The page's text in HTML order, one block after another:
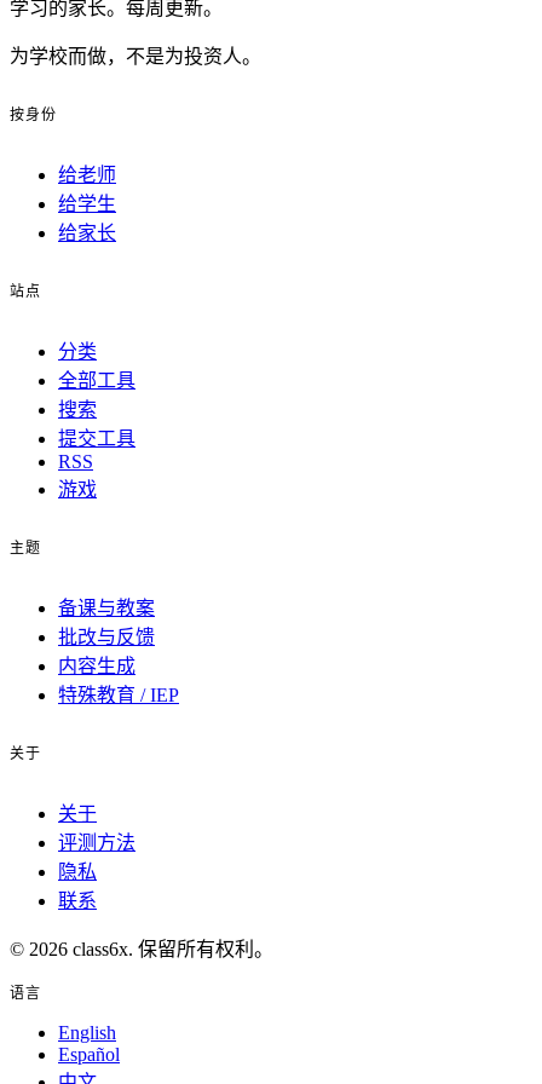
学习的家长。每周更新。
为学校而做，不是为投资人。
按身份
给老师
给学生
给家长
站点
分类
全部工具
搜索
提交工具
RSS
游戏
主题
备课与教案
批改与反馈
内容生成
特殊教育 / IEP
关于
关于
评测方法
隐私
联系
© 2026 class6x. 保留所有权利。
语言
English
Español